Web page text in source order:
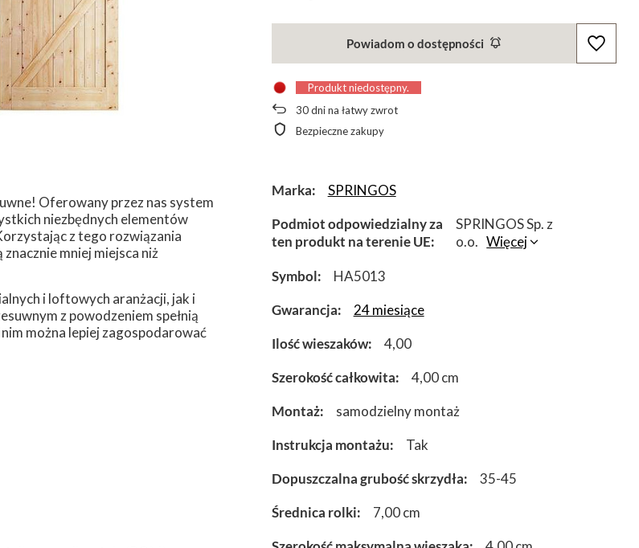
Powiadom o dostępności
Produkt niedostępny
30dni na łatwy zwrot
Bezpieczne zakupy
Oferowany przez nas system
niezbędnych elementów
z tego rozwiązania
mniej miejsca niż
i loftowych aranżacji, jak i
z powodzeniem spełnią
można lepiej zagospodarować
Marka
SPRINGOS
Podmiot odpowiedzialny za
ten produkt na terenie UE
SPRINGOS Sp. z
o.o. Więcej
Symbol
HA5013
Gwarancja
24 miesiące
Ilość wieszaków
4,00
Szerokość całkowita
4,00 cm
Montaż
samodzielny montaż
Instrukcja montażu
Tak
Dopuszczalna grubość skrzydła
35-45
Średnica rolki
7,00 cm